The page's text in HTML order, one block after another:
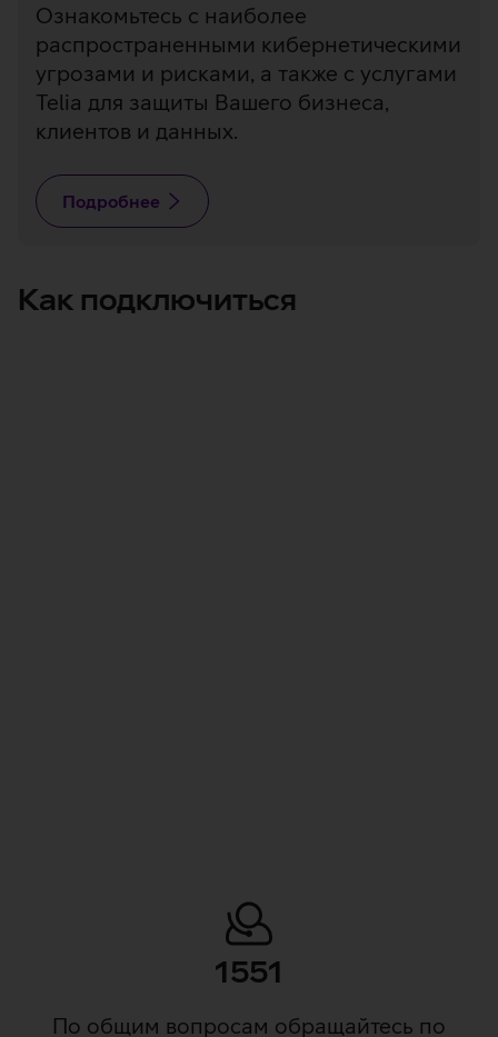
Ознакомьтесь с наиболее
распространенными кибернетическими
угрозами и рисками, а также с услугами
Telia для защиты Вашего бизнеса,
клиентов и данных.
Подробнее
Как подключиться
1551
По общим вопросам обращайтесь по